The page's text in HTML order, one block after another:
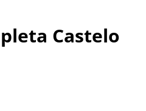
Castelo